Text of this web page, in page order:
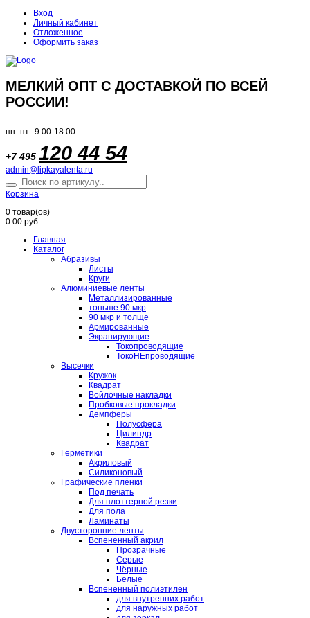
Вход
Личный кабинет
Отложенное
Оформить заказ
МЕЛКИЙ ОПТ С ДОСТАВКОЙ ПО ВСЕЙ
РОССИИ!
пн.-пт.: 9:00-18:00
+7 495 120 44 54
admin@lipkayalenta.ru
Корзина
0 товар(ов)
0.00 руб.
Главная
Каталог
Абразивы
Листы
Круги
Алюминиевые ленты
Металлизированные
тоньше 90 мкр
90 мкр и толще
Армированные
Экранирующие
Токопроводящие
ТокоНЕпроводящие
Высечки
Кружок
Квадрат
Войлочные накладки
Пробковые прокладки
Демпферы
Полусфера
Цилиндр
Квадрат
Герметики
Акриловый
Силиконовый
Графические плёнки
Под печать
Для плоттерной резки
Для пола
Ламинаты
Двусторонние ленты
Вспененный акрил
Прозрачные
Серые
Чёрные
Белые
Вспененный полиэтилен
для внутренних работ
для наружных работ